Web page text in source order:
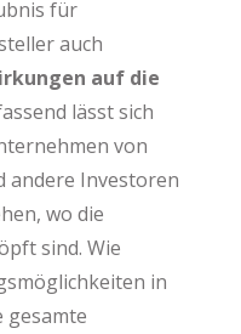
für
auch
auf die
lässt sich
von
andere Investoren
wo die
sind. Wie
in
gesamte